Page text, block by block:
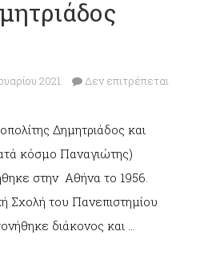
2021
Δεν επιτρέπεται
Δημητριάδος και
κόσμο Παναγιώτης)
στην Αθήνα το 1956.
Σχολή του Πανεπιστημίου
διάκονος και …